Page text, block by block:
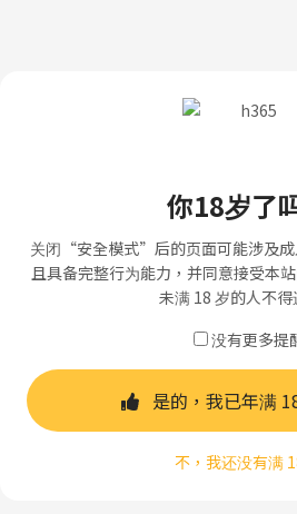
你18岁了
关闭“安全模式”后的页面可能涉及成
且具备完整行为能力，并同意接受本
未满 18 岁的人不得
没有更多提
是的，我已年满
不，我还没有满